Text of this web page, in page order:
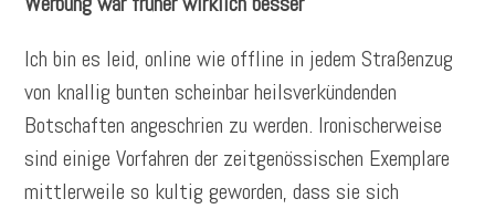
Ich bin es leid, online wie offline in jedem Straßenzug
von knallig bunten scheinbar heilsverkündenden
Botschaften angeschrien zu werden. Ironischerweise
sind einige Vorfahren der zeitgenössischen Exemplare
mittlerweile so kultig geworden, dass sie sich